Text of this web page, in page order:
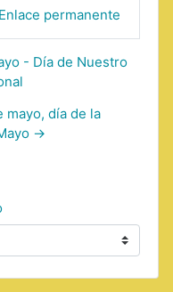
Enlace permanente
- Día de Nuestro
mayo, día de la
→